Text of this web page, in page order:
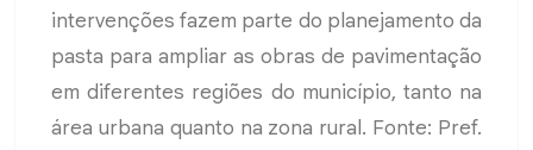
intervenções fazem parte do planejamento da
pasta para ampliar as obras de pavimentação
em diferentes regiões do município, tanto na
área urbana quanto na zona rural. Fonte: Pref.